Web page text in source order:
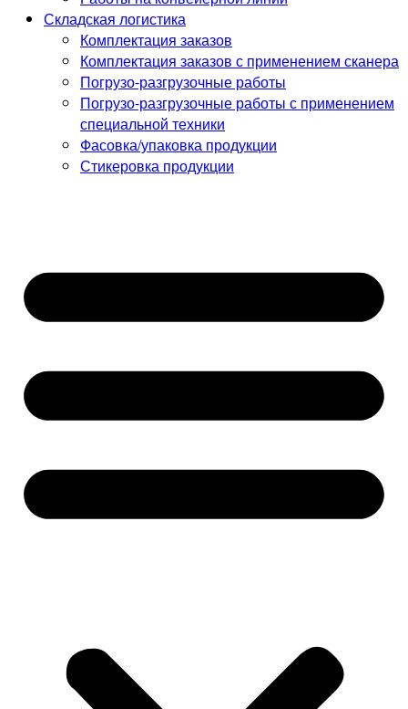
Складская логистика
Комплектация заказов
Комплектация заказов с применением сканера
Погрузо-разгрузочные работы
Погрузо-разгрузочные работы с применением
специальной техники
Фасовка/упаковка продукции
Стикеровка продукции